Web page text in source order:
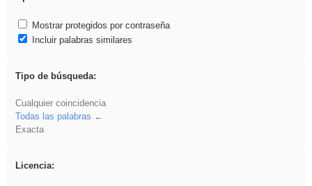
Mostrar protegidos por contraseña
Incluir palabras similares
Tipo de búsqueda:
Cualquier coincidencia
Todas las palabras
Exacta
Licencia: